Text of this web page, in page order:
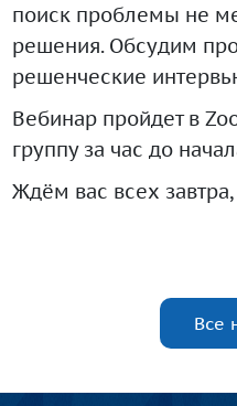
поиск проблемы не
решения. Обсудим
решенческие
Вебинар пройдет в
группу за час до
Ждём вас всех
Все